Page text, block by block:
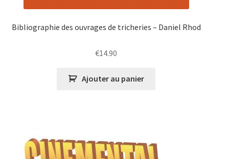
Bibliographie des ouvrages de tricheries – Daniel Rhod
€14.90
Ajouter au panier